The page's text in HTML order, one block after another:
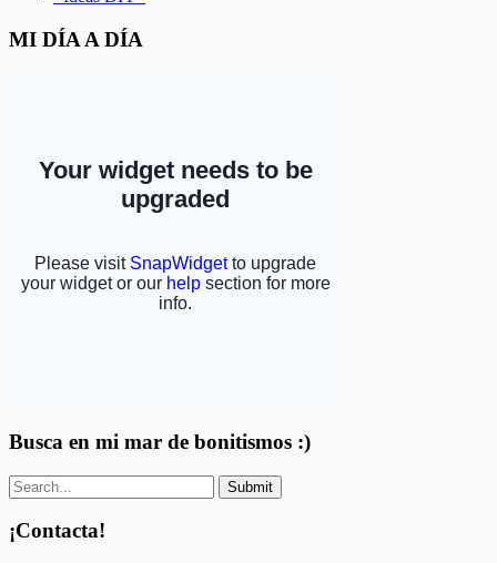
MI DÍA A DÍA
Busca en mi mar de bonitismos :)
¡Contacta!